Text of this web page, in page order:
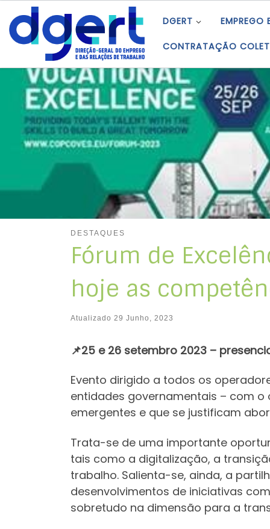
Skip to content DGERT EMPREGO
CONTRATAÇÃO
DESTAQUES
Fórum de
hoje as
Atualizado 29 Junho, 2023
📌25 e 26 setembro 2023 –
Evento dirigido a todos os
entidades governamentais – com
emergentes e que se justificam
Trata-se de uma importante
tais como a digitalização, a
trabalho. Salienta-se, ainda, a
desenvolvimentos de iniciativas
sobretudo na dimensão para a